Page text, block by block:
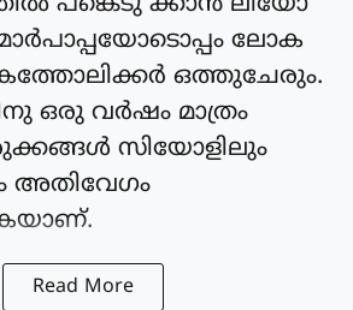
ലോക
ഒത്തുചേരും.
വര്‍ഷം മാത്രം
സിയോളിലും
അതിവേഗം
Read More